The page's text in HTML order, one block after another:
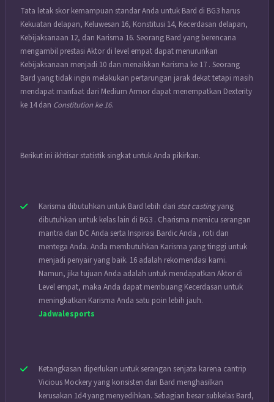
Tata letak skor kemampuan standar Anda untuk Bard di BG3 harus
Kekuatan delapan, Keluwesan 16, Konstitusi 14, Kecerdasan delapan,
Kebijaksanaan 12, dan Karisma 16. Seorang Bard yang berencana
mengambil prestasi Aktor di level empat dapat menurunkan
Kebijaksanaan menjadi 10 dan menaikkan Karisma ke 17 . Seorang
Bard yang tidak ingin melakukan pertarungan jarak dekat tetapi masih
mendapat manfaat dari Medium Armor dapat menempatkan Dexterity
ke 14 dan Constitution ke 16.
Berikut ini ikhtisar statistik singkat untuk Anda pikirkan.
Karisma dibutuhkan untuk Bard lebih dari stat castingyang
dibutuhkan untuk kelas lain di BG3 . Charisma memicu serangan
mantra dan DC Anda serta Inspirasi Bardic Anda , roti dan
mentega Anda. Anda membutuhkan Karisma yang tinggi untuk
menjadi penyair yang baik. 16 adalah rekomendasi kami.
Namun, jika tujuan Anda adalah untuk mendapatkan Aktor di
Level empat, maka Anda dapat membuang Kecerdasan untuk
meningkatkan Karisma Anda satu poin lebih jauh.
Jadwalesports
Ketangkasan diperlukan untuk serangan senjata karena cantrip
Vicious Mockery yang konsisten dari Bard menghasilkan
kerusakan 1d4 yang menyedihkan. Sebagian besar subkelas Bard,